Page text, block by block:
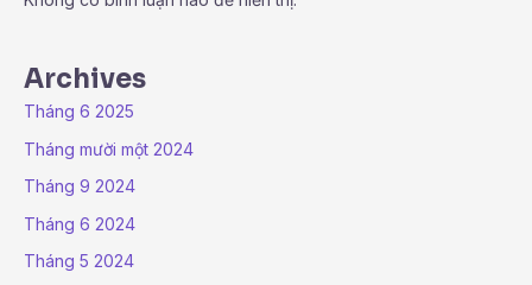
Archives
Tháng 6 2025
Tháng mười một 2024
Tháng 9 2024
Tháng 6 2024
Tháng 5 2024